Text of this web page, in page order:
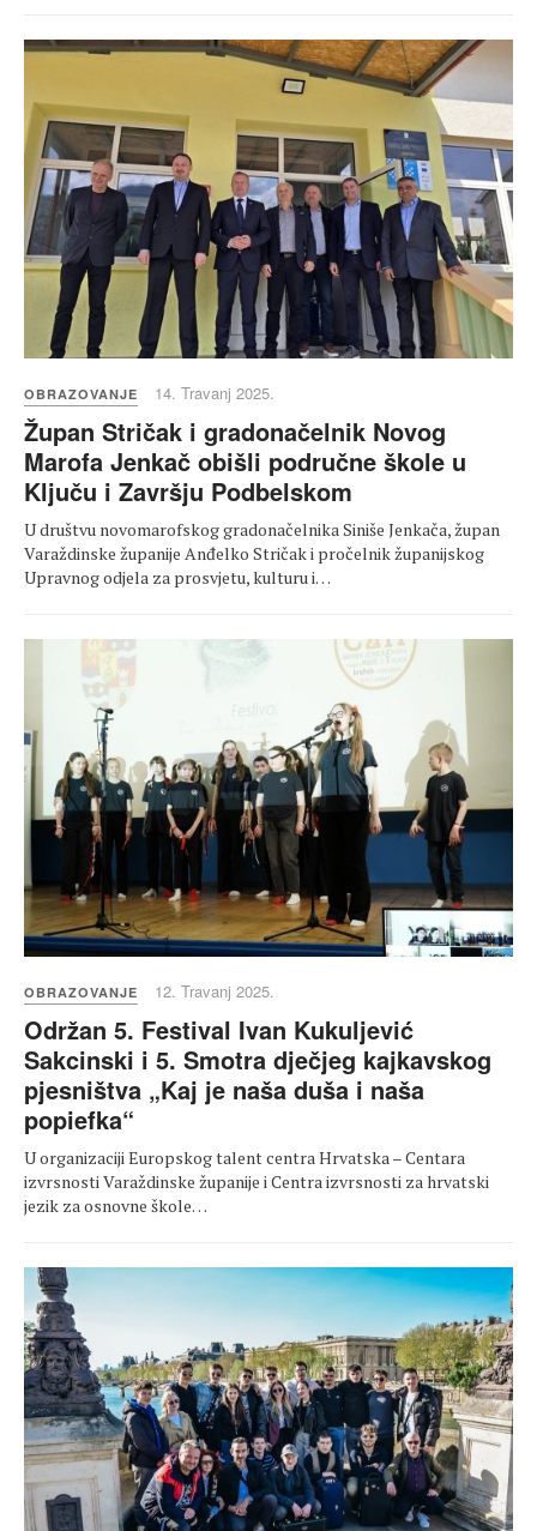
OBRAZOVANJE 14. Travanj 2025.
Župan Stričak i gradonačelnik Novog
Marofa Jenkač obišli područne škole u
Ključu i Završju Podbelskom
U društvu novomarofskog gradonačelnika Siniše Jenkača, župan
Varaždinske županije Anđelko Stričak i pročelnik županijskog
Upravnog odjela za prosvjetu, kulturu i…
OBRAZOVANJE 12. Travanj 2025.
Održan 5. Festival Ivan Kukuljević
Sakcinski i 5. Smotra dječjeg kajkavskog
pjesništva „Kaj je naša duša i naša
popiefka“
U organizaciji Europskog talent centra Hrvatska – Centara
izvrsnosti Varaždinske županije i Centra izvrsnosti za hrvatski
jezik za osnovne škole…